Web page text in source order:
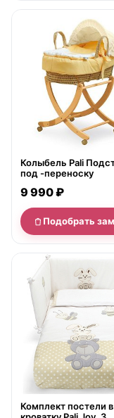
нет в продаже
Колыбель Pali
под -переноску
9 990 ₽
Подобрать
нет в продаже
Комплект постели в